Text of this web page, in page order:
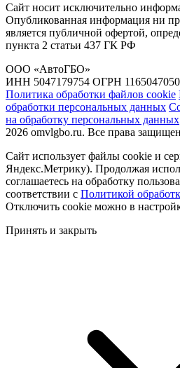
Сайт носит исключительно
Опубликованная информация ни
является публичной офертой,
пункта 2 статьи 437 ГК РФ
ООО «АвтоГБО»
ИНН 5047179754 ОГРН
Политика обработки файлов cookie
обработки персональных данных
на обработку персональных данных
2026 omvlgbo.ru. Все права
Сайт использует файлы cookie и
Яндекс.Метрику). Продолжая
соглашаетесь на обработку
соответствии с Политикой
Отключить cookie можно в
Принять и закрыть